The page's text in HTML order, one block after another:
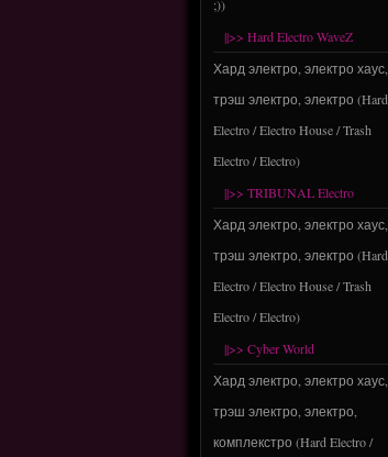
;))
||>> Hard Electro WaveZ
Хард электро, электро хаус,
трэш электро, электро (Hard
Electro / Electro House / Trash
Electro / Electro)
||>> TRIBUNAL Electro
Хард электро, электро хаус,
трэш электро, электро (Hard
Electro / Electro House / Trash
Electro / Electro)
||>> Cyber World
Хард электро, электро хаус,
трэш электро, электро,
комплекстро (Hard Electro /